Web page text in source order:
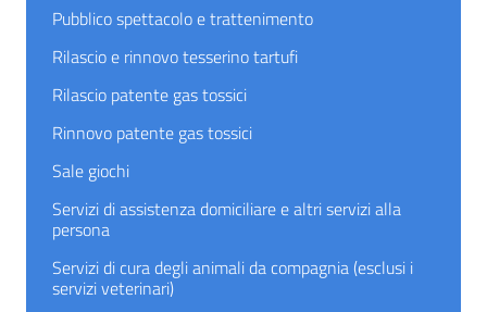
Pubblico spettacolo e trattenimento
Rilascio e rinnovo tesserino tartufi
Rilascio patente gas tossici
Rinnovo patente gas tossici
Sale giochi
Servizi di assistenza domiciliare e altri servizi alla
persona
Servizi di cura degli animali da compagnia (esclusi i
servizi veterinari)